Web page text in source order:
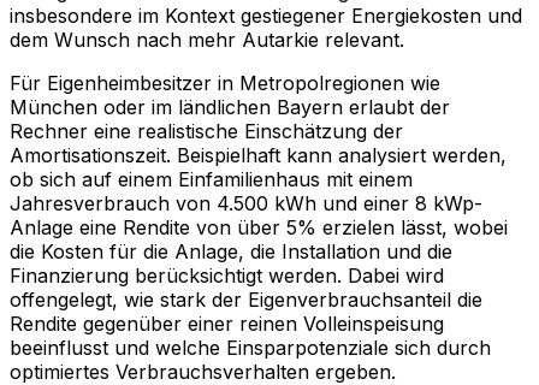
insbesondere im Kontext gestiegener Energiekosten und
dem Wunsch nach mehr Autarkie relevant.
Für Eigenheimbesitzer in Metropolregionen wie
München oder im ländlichen Bayern erlaubt der
Rechner eine realistische Einschätzung der
Amortisationszeit. Beispielhaft kann analysiert werden,
ob sich auf einem Einfamilienhaus mit einem
Jahresverbrauch von 4.500 kWh und einer 8 kWp-
Anlage eine Rendite von über 5% erzielen lässt, wobei
die Kosten für die Anlage, die Installation und die
Finanzierung berücksichtigt werden. Dabei wird
offengelegt, wie stark der Eigenverbrauchsanteil die
Rendite gegenüber einer reinen Volleinspeisung
beeinflusst und welche Einsparpotenziale sich durch
optimiertes Verbrauchsverhalten ergeben.